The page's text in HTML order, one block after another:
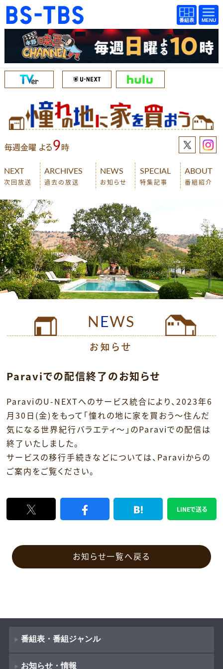
BS-TBS
番組
表
BS-TBS
番組
表
ドラマ 映画
紀行 報道
教養 スポーツ
音楽 エンタメ
アニメ ファンクラブ
視聴方法 4K放送
イベント ショッピング
公式SNS プレゼント
ご意見・ご感想 会社情報
毎週金曜 よる9時
NEXT
次回放送
ARCHIVES
過去の放送
NEWS
お知らせ
SPECIAL
特集記事
ABOUT
番組紹介
NEWS
お知らせ
Paraviでの配信終了のお知らせ
ParaviのU-NEXTへのサービス統合により、2023年6
月30日(金)をもって「憧れの地に家を買おう～住んだ
気になる世界紀行バラエティ～」のParaviでの配信は
終了いたしました。
サービスの移行手続きなどについては、Paraviからの
ご案内をご覧ください。
LINEで送る
お知らせ一覧へ戻る
番組表・番組ジャンル
番組表
お知らせ・情報